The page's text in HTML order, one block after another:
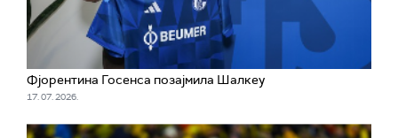
Фјорентина Госенса позајмила Шалкеу
17. 07. 2026.